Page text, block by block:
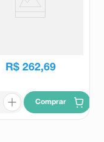
R$ 262,69
Comprar